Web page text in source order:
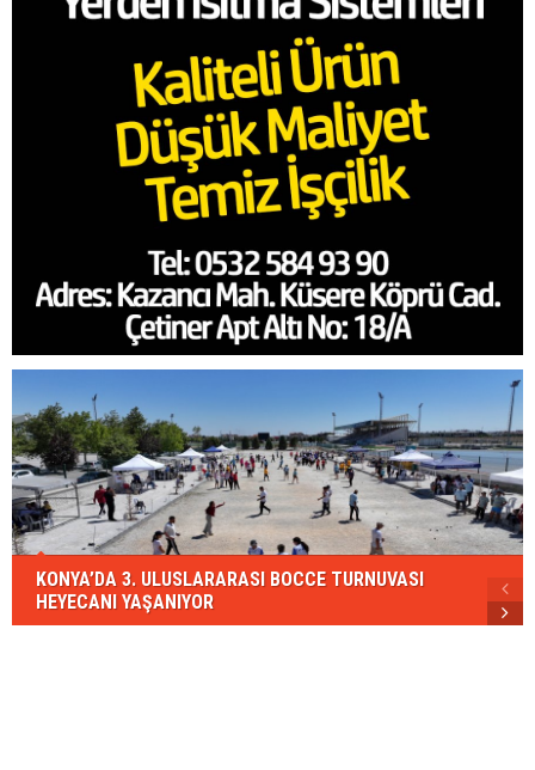
KONYA’DA 3. ULUSLARARASI BOCCE TURNUVASI
HEYECANI YAŞANIYOR